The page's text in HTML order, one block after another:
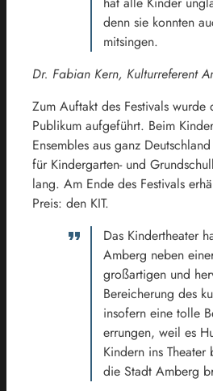
denn sie konnten
mitsingen.
Dr. Fabian Kern, Kulturreferent
Zum Auftakt des Festivals
Publikum aufgeführt. Beim
Ensembles aus ganz
für Kindergarten- und
lang. Am Ende des Festivals
Preis: den KIT.
Das Kindertheater
Amberg neben
großartigen und
Bereicherung des
insofern eine tolle
errungen, weil es
Kindern ins
die Stadt Amberg